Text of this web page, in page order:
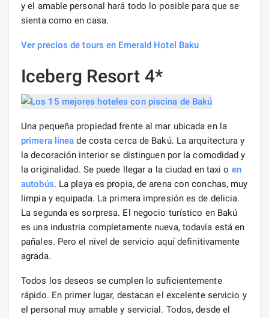
y el amable personal hará todo lo posible para que se
sienta como en casa.
Ver precios de tours en Emerald Hotel Baku
Iceberg Resort 4*
Una pequeña propiedad frente al mar ubicada en la
primera línea de costa cerca de Bakú. La arquitectura y
la decoración interior se distinguen por la comodidad y
la originalidad. Se puede llegar a la ciudad en taxi o en
autobús. La playa es propia, de arena con conchas, muy
limpia y equipada. La primera impresión es de delicia.
La segunda es sorpresa. El negocio turístico en Bakú
es una industria completamente nueva, todavía está en
pañales. Pero el nivel de servicio aquí definitivamente
agrada.
Todos los deseos se cumplen lo suficientemente
rápido. En primer lugar, destacan el excelente servicio y
el personal muy amable y servicial. Todos, desde el